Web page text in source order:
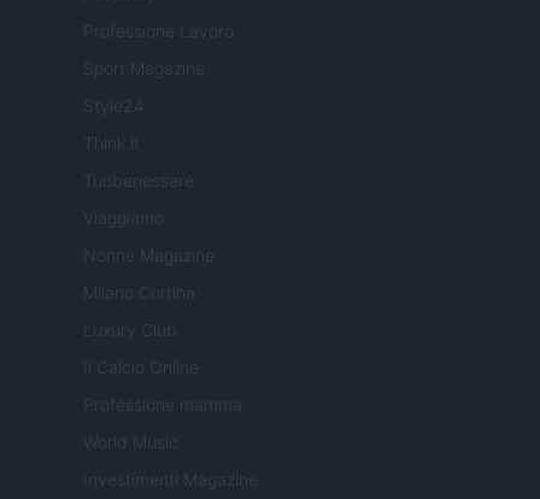
Professione Lavoro
Sport Magazine
Style24
Think.it
Tuobenessere
Viaggiamo
Nonne Magazine
Milano Cortina
Luxury Club
Il Calcio Online
Professione mamma
World Music
Investimenti Magazine